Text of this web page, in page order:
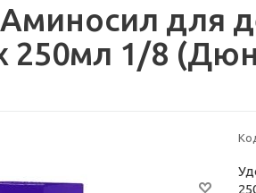
для
250мл 1/8